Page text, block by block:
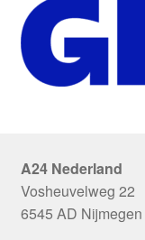
A24 Nederland
Vosheuvelweg 22
6545 AD Nijmegen